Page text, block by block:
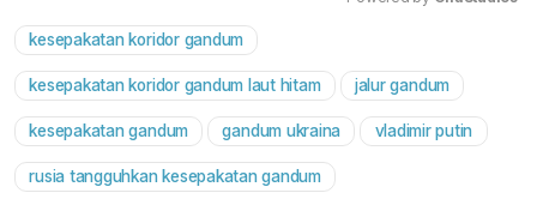
kesepakatan koridor gandum
kesepakatan koridor gandum laut hitam jalur gandum
kesepakatan gandum gandum ukraina vladimir putin
rusia tangguhkan kesepakatan gandum